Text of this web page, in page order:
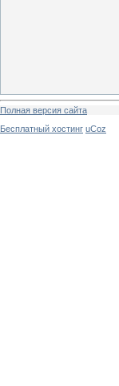
Полная версия сайта
Бесплатный хостинг uCoz